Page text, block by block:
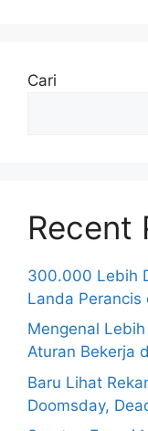
Cari
Recent
300.000 Lebih
Landa Perancis
Mengenal
Aturan Bekerja
Baru Lihat
Doomsday,